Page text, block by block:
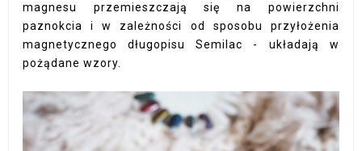
magnesu przemieszczają się na powierzchni
paznokcia i w zależności od sposobu przyłożenia
magnetycznego długopisu Semilac - układają w
pożądane wzory.